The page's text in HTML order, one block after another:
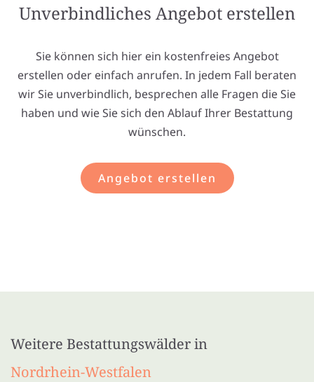
Unverbindliches Angebot erstellen
Sie können sich hier ein kostenfreies Angebot
erstellen oder einfach anrufen. In jedem Fall beraten
wir Sie unverbindlich, besprechen alle Fragen die Sie
haben und wie Sie sich den Ablauf Ihrer Bestattung
wünschen.
Angebot erstellen
Weitere Bestattungswälder in
Nordrhein-Westfalen